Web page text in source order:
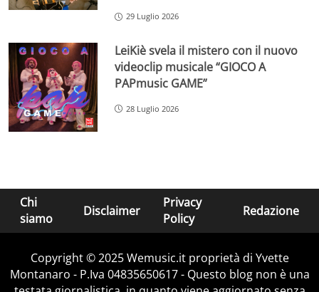
29 Luglio 2026
LeiKiè svela il mistero con il nuovo
videoclip musicale “GIOCO A
PAPmusic GAME”
28 Luglio 2026
Chi
siamo
Disclaimer
Privacy
Policy
Redazione
Copyright © 2025 Wemusic.it proprietà di Yvette
Montanaro - P.Iva 04835650617 - Questo blog non è una